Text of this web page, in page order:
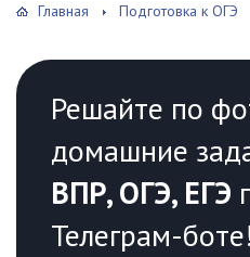
Главная Подготовка к ОГЭ
Решайте по
домашние
ВПР, ОГЭ, ЕГЭ
Телеграм-боте!